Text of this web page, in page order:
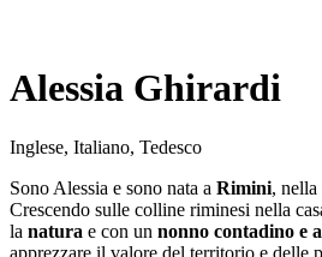
Alessia Ghirardi
Inglese, Italiano, Tedesco
Sono Alessia e sono nata a Rimini, nella
Crescendo sulle colline riminesi nella
la natura e con un nonno contadino e
apprezzare il valore del territorio e delle